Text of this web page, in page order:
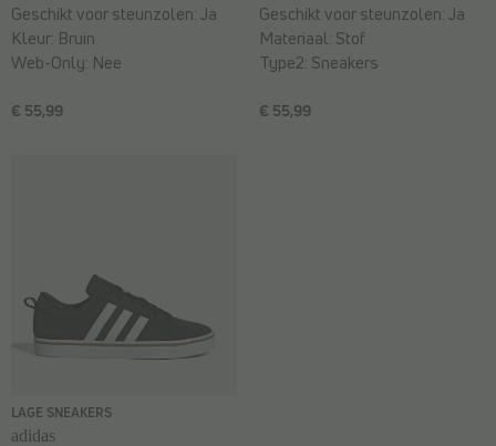
€ 55,99
Geschikt voor steunzolen:Ja
Kleur: Bruin
Web-Only: Nee
€ 55,99
Geschikt voor steunzolen:Ja
Materiaal: Stof
Type2: Sneakers
LAGE SNEAKERS
adidas